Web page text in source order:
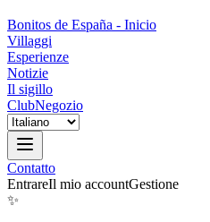
Bonitos de España - Inicio
Villaggi
Esperienze
Notizie
Il sigillo
ClubNegozio
Contatto
EntrareIl mio accountGestione
✨